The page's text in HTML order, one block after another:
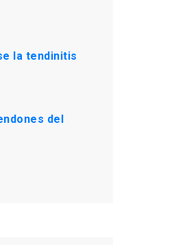
la tendinitis
del